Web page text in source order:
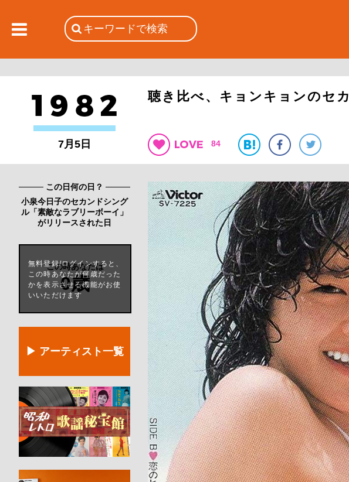
7月5日
聴き比べ、キョンキョンのセ
84
この日何の日？
小泉今日子のセカンドシング
ル「素敵なラブリーボーイ」
がリリースされた日
この時あなたは
0歳
無料登録/ログインすると、
この時あなたが何歳だった
かを表示させる機能がお使
いいただけます
▶ アーティスト一覧